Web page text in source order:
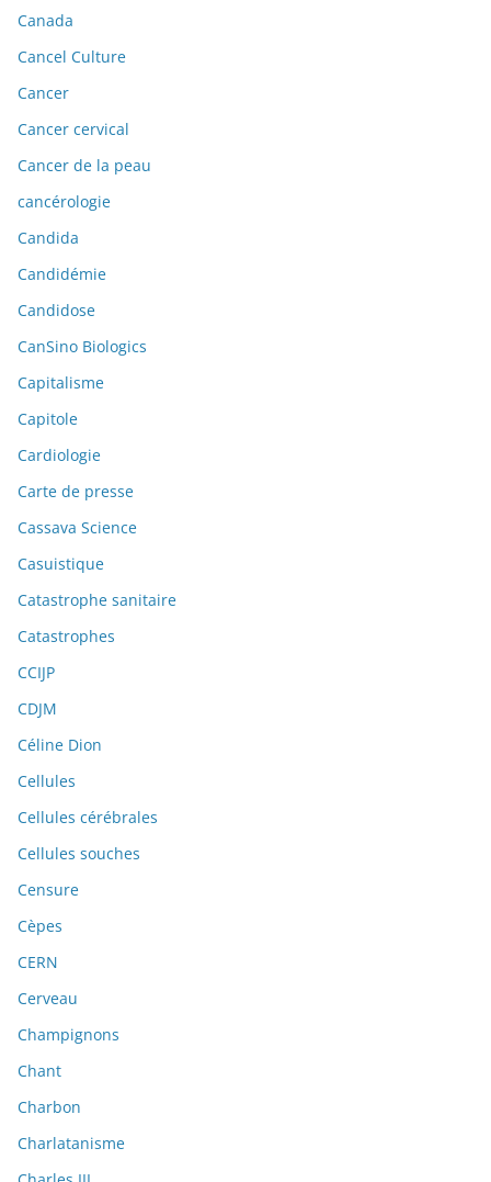
Canada
Cancel Culture
Cancer
Cancer cervical
Cancer de la peau
cancérologie
Candida
Candidémie
Candidose
CanSino Biologics
Capitalisme
Capitole
Cardiologie
Carte de presse
Cassava Science
Casuistique
Catastrophe sanitaire
Catastrophes
CCIJP
CDJM
Céline Dion
Cellules
Cellules cérébrales
Cellules souches
Censure
Cèpes
CERN
Cerveau
Champignons
Chant
Charbon
Charlatanisme